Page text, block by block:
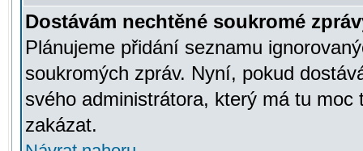
Dostávám nechtěné soukromé
Plánujeme přidání seznamu
soukromých zpráv. Nyní, pokud
svého administrátora, který má tu
zakázat.